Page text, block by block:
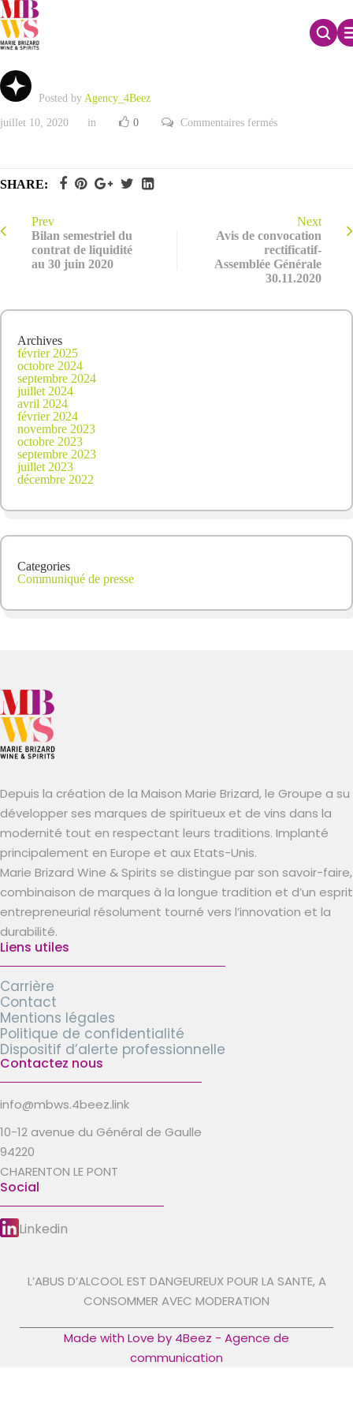
Rapport CAC sur la réduction de capital
Posted by Agency_4Beez
juillet 10, 2020 in 0 Commentaires ferméssur
SHARE:
Prev
Bilan semestriel du
contrat de liquidité
au 30 juin 2020
Next
Avis de convocation
rectificatif-
Assemblée Générale
30.11.2020
Archives
février 2025
octobre 2024
septembre 2024
juillet 2024
avril 2024
février 2024
novembre 2023
octobre 2023
septembre 2023
juillet 2023
décembre 2022
Categories
Communiqué de presse
Depuis la création de la Maison Marie Brizard, le Groupe a su
développer ses marques de spiritueux et de vins dans la
modernité tout en respectant leurs traditions. Implanté
principalement en Europe et aux Etats-Unis.
Marie Brizard Wine & Spirits se distingue par son savoir-faire,
combinaison de marques à la longue tradition et d’un esprit
entrepreneurial résolument tourné vers l’innovation et la
durabilité.
Liens utiles
Carrière
Contact
Mentions légales
Politique de confidentialité
Dispositif d’alerte professionnelle
Contactez nous
info@mbws.4beez.link
10-12 avenue du Général de Gaulle
94220
CHARENTON LE PONT
Social
Linkedin
L’ABUS D’ALCOOL EST DANGEUREUX POUR LA SANTE, A
CONSOMMER AVEC MODERATION
Made with Love by 4Beez - Agence de
communication